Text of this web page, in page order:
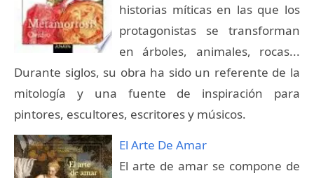
historias míticas en las que los
protagonistas se transforman
en árboles, animales, rocas...
Durante siglos, su obra ha sido un referente de la
mitología y una fuente de inspiración para
pintores, escultores, escritores y músicos.
El Arte De Amar
El arte de amar se compone de